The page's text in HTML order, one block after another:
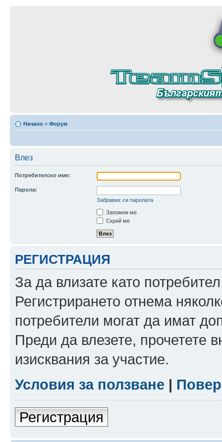
Начало » Форум
Влез
Потребителско име:
Парола:
Забравих си паролата
Запомни ме
Скрий ме
РЕГИСТРАЦИЯ
За да влизате като
Регистрирането отнема
потребители могат да имат
Преди да влезете, прочетете
изисквания за участие.
Условия за ползване |
Регистрация